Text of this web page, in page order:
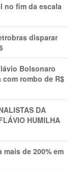
no fim da escala
disparar
Bolsonaro
rombo de R$
DA
HUMILHA
de 200% em